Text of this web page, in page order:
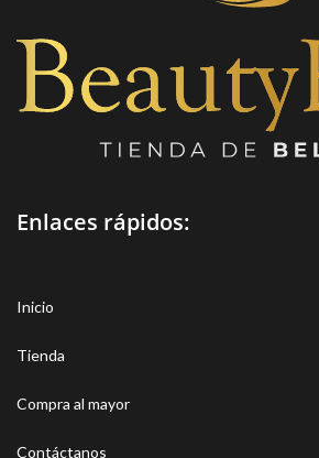
Enlaces rápidos:
Inicio
Tienda
Compra al mayor
Contáctanos